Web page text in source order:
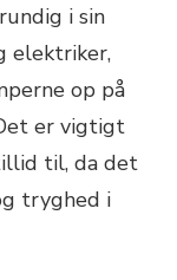
i sin
elektriker,
op på
er vigtigt
til, da det
tryghed i